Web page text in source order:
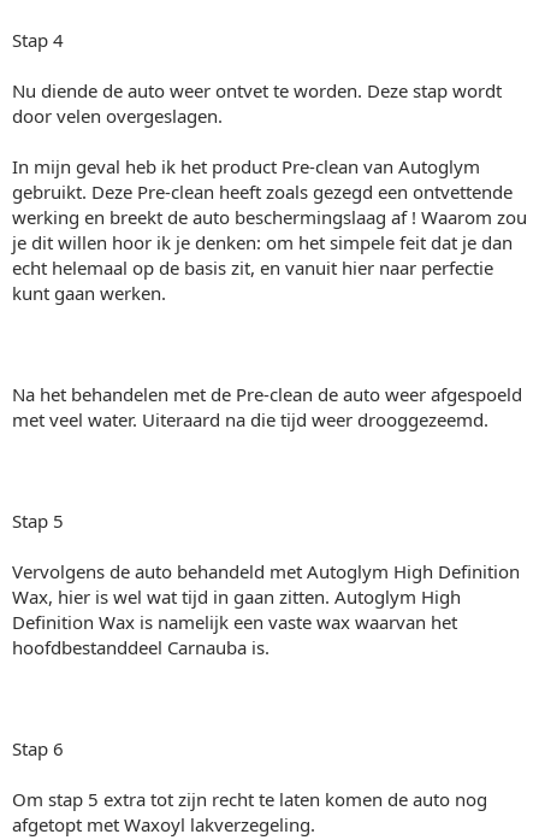
Stap 4
Nu diende de auto weer ontvet te worden. Deze stap wordt
door velen overgeslagen.
In mijn geval heb ik het product Pre-clean van Autoglym
gebruikt. Deze Pre-clean heeft zoals gezegd een ontvettende
werking en breekt de auto beschermingslaag af ! Waarom zou
je dit willen hoor ik je denken: om het simpele feit dat je dan
echt helemaal op de basis zit, en vanuit hier naar perfectie
kunt gaan werken.
Na het behandelen met de Pre-clean de auto weer afgespoeld
met veel water. Uiteraard na die tijd weer drooggezeemd.
Stap 5
Vervolgens de auto behandeld met Autoglym High Definition
Wax, hier is wel wat tijd in gaan zitten. Autoglym High
Definition Wax is namelijk een vaste wax waarvan het
hoofdbestanddeel Carnauba is.
Stap 6
Om stap 5 extra tot zijn recht te laten komen de auto nog
afgetopt met Waxoyl lakverzegeling.